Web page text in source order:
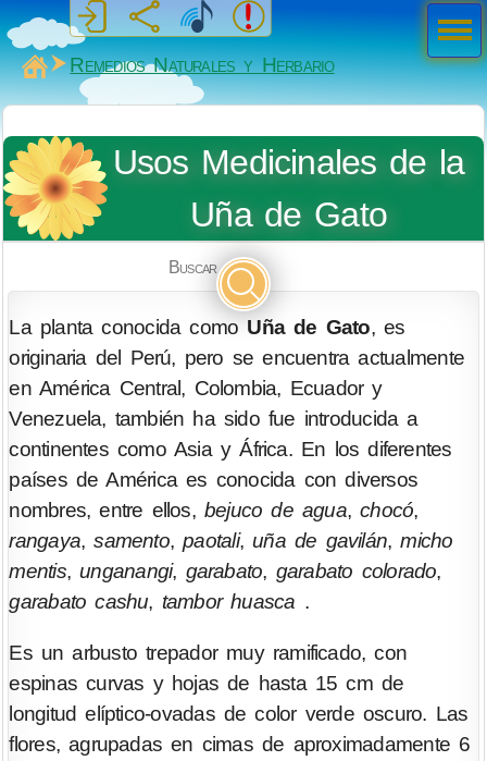
MiSabueso
Remedios Naturales y Herbario
Usos Medicinales de la
Uña de Gato
Buscar
La planta conocida como Uña de Gato, es
originaria del Perú, pero se encuentra actualmente
en América Central, Colombia, Ecuador y
Venezuela, también ha sido fue introducida a
continentes como Asia y África. En los diferentes
países de América es conocida con diversos
nombres, entre ellos,bejuco de agua,chocó,
rangaya,samento,paotali,uña de gavilán,micho
mentis,unganangi, garabato, garabato colorado,
garabato cashu, tambor huasca .
Es un arbusto trepador muy ramificado, con
espinas curvas y hojas de hasta 15 cm de
longitud elíptico-ovadas de color verde oscuro. Las
flores, agrupadas en cimas de aproximadamente 6
Men
ú